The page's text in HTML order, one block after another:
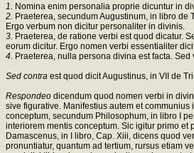
1. Nomina enim personalia proprie dicuntur in
2. Praeterea, secundum Augustinum, in libro
Ergo verbum non dicitur personaliter in divinis.
3. Praeterea, de ratione verbi est quod dicatur.
eorum dicitur. Ergo nomen verbi essentialiter
4. Praeterea, nulla persona divina est facta.
Sed contra est quod dicit Augustinus, in VII de
Respondeo dicendum quod nomen verbi in
sive figurative. Manifestius autem et
conceptum, secundum Philosophum, in libro I
interiorem mentis conceptum. Sic igitur primo
Damascenus, in I libro, Cap. Xiii, dicens quod
pronuntiatur, quantum ad tertium, rursus etiam